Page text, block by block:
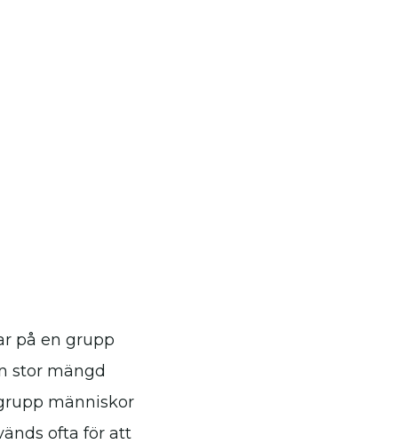
på en grupp
stor mängd
människor
ofta för att